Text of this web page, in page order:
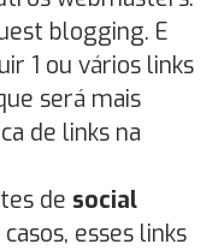
blogging. E
1 ou vários links
será mais
de links na
de social
esses links